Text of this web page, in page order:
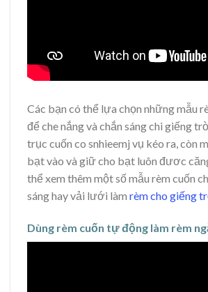
Các bạn có thể lựa chọn những mẫu
để che nắng và chắn sáng chi giếng
trục cuốn co snhieemj vụ kéo ra, còn
bạt vào và giữ cho bạt luôn đươc
thể xem thêm một số mẫu rèm cuốn
sáng hay vải lưới làm rèm cho giếng
Dùng rèm cuốn tự động làm rèm